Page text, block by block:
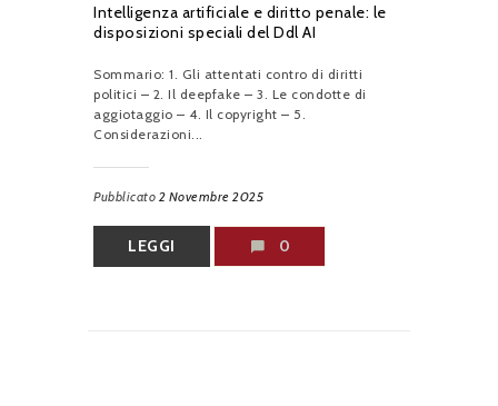
Intelligenza artificiale e diritto penale: le
disposizioni speciali del Ddl AI
Sommario: 1. Gli attentati contro di diritti
politici – 2. Il deepfake – 3. Le condotte di
aggiotaggio – 4. Il copyright – 5.
Considerazioni...
Pubblicato 2 Novembre 2025
LEGGI 0